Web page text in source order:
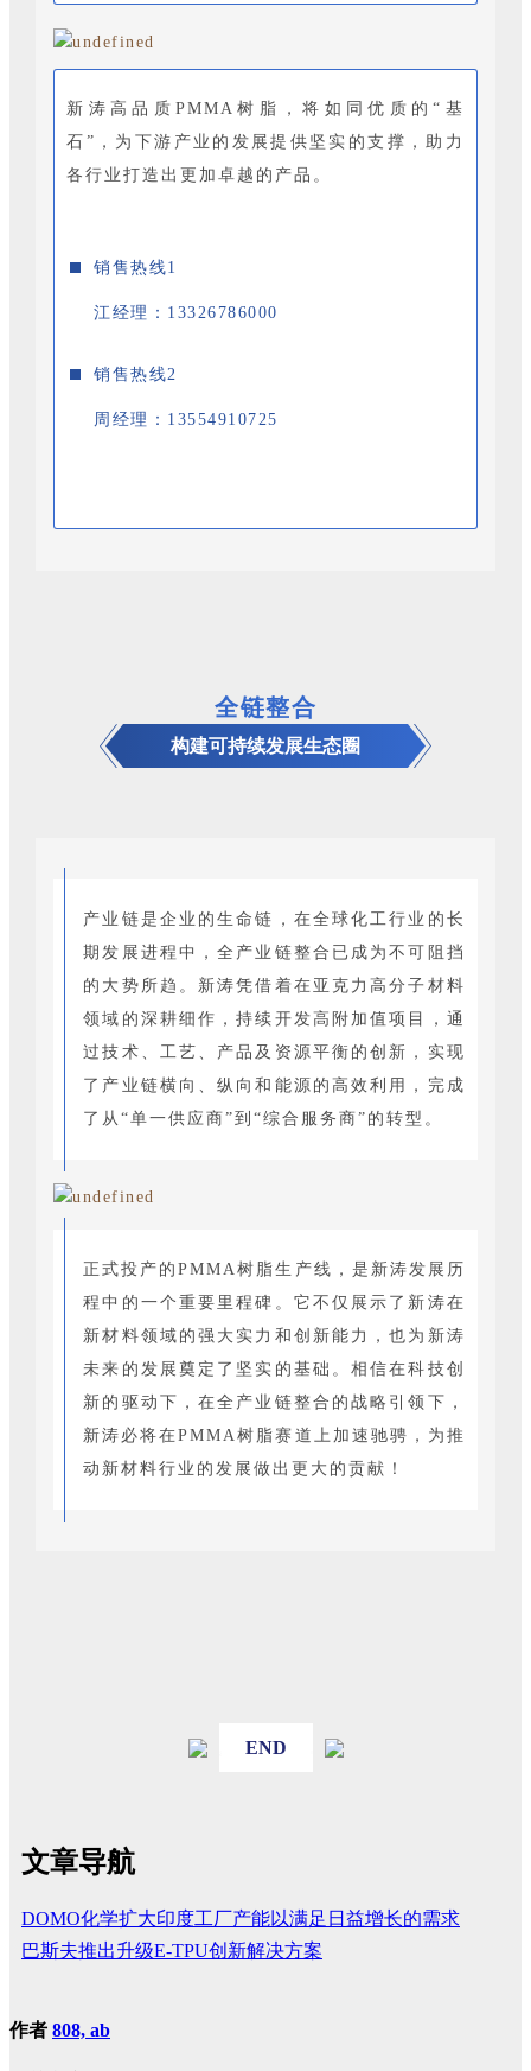
新涛高品质PMMA树脂，将如同优质的“基
石”，为下游产业的发展提供坚实的支撑，助力
各行业打造出更加卓越的产品。
销售热线1
江经理：13326786000
销售热线2
周经理：13554910725
全链整合
构建可持续发展生态圈
产业链是企业的生命链，在全球化工行业的长
期发展进程中，全产业链整合已成为不可阻挡
的大势所趋。新涛凭借着在亚克力高分子材料
领域的深耕细作，持续开发高附加值项目，通
过技术、工艺、产品及资源平衡的创新，实现
了产业链横向、纵向和能源的高效利用，完成
了从“单一供应商”到“综合服务商” 的转型。
正式投产的PMMA树脂生产线，是新涛发展历
程中的一个重要里程碑。它不仅展示了新涛在
新材料领域的强大实力和创新能力，也为新涛
未来的发展奠定了坚实的基础。相信在科技创
新的驱动下，在全产业链整合的战略引领下，
新涛必将在PMMA树脂赛道上加速驰骋，为推
动新材料行业的发展做出更大的贡献！
END
文章导航
DOMO化学扩大印度工厂产能以满足日益增长的需求
巴斯夫推出升级E-TPU创新解决方案
作者 808, ab